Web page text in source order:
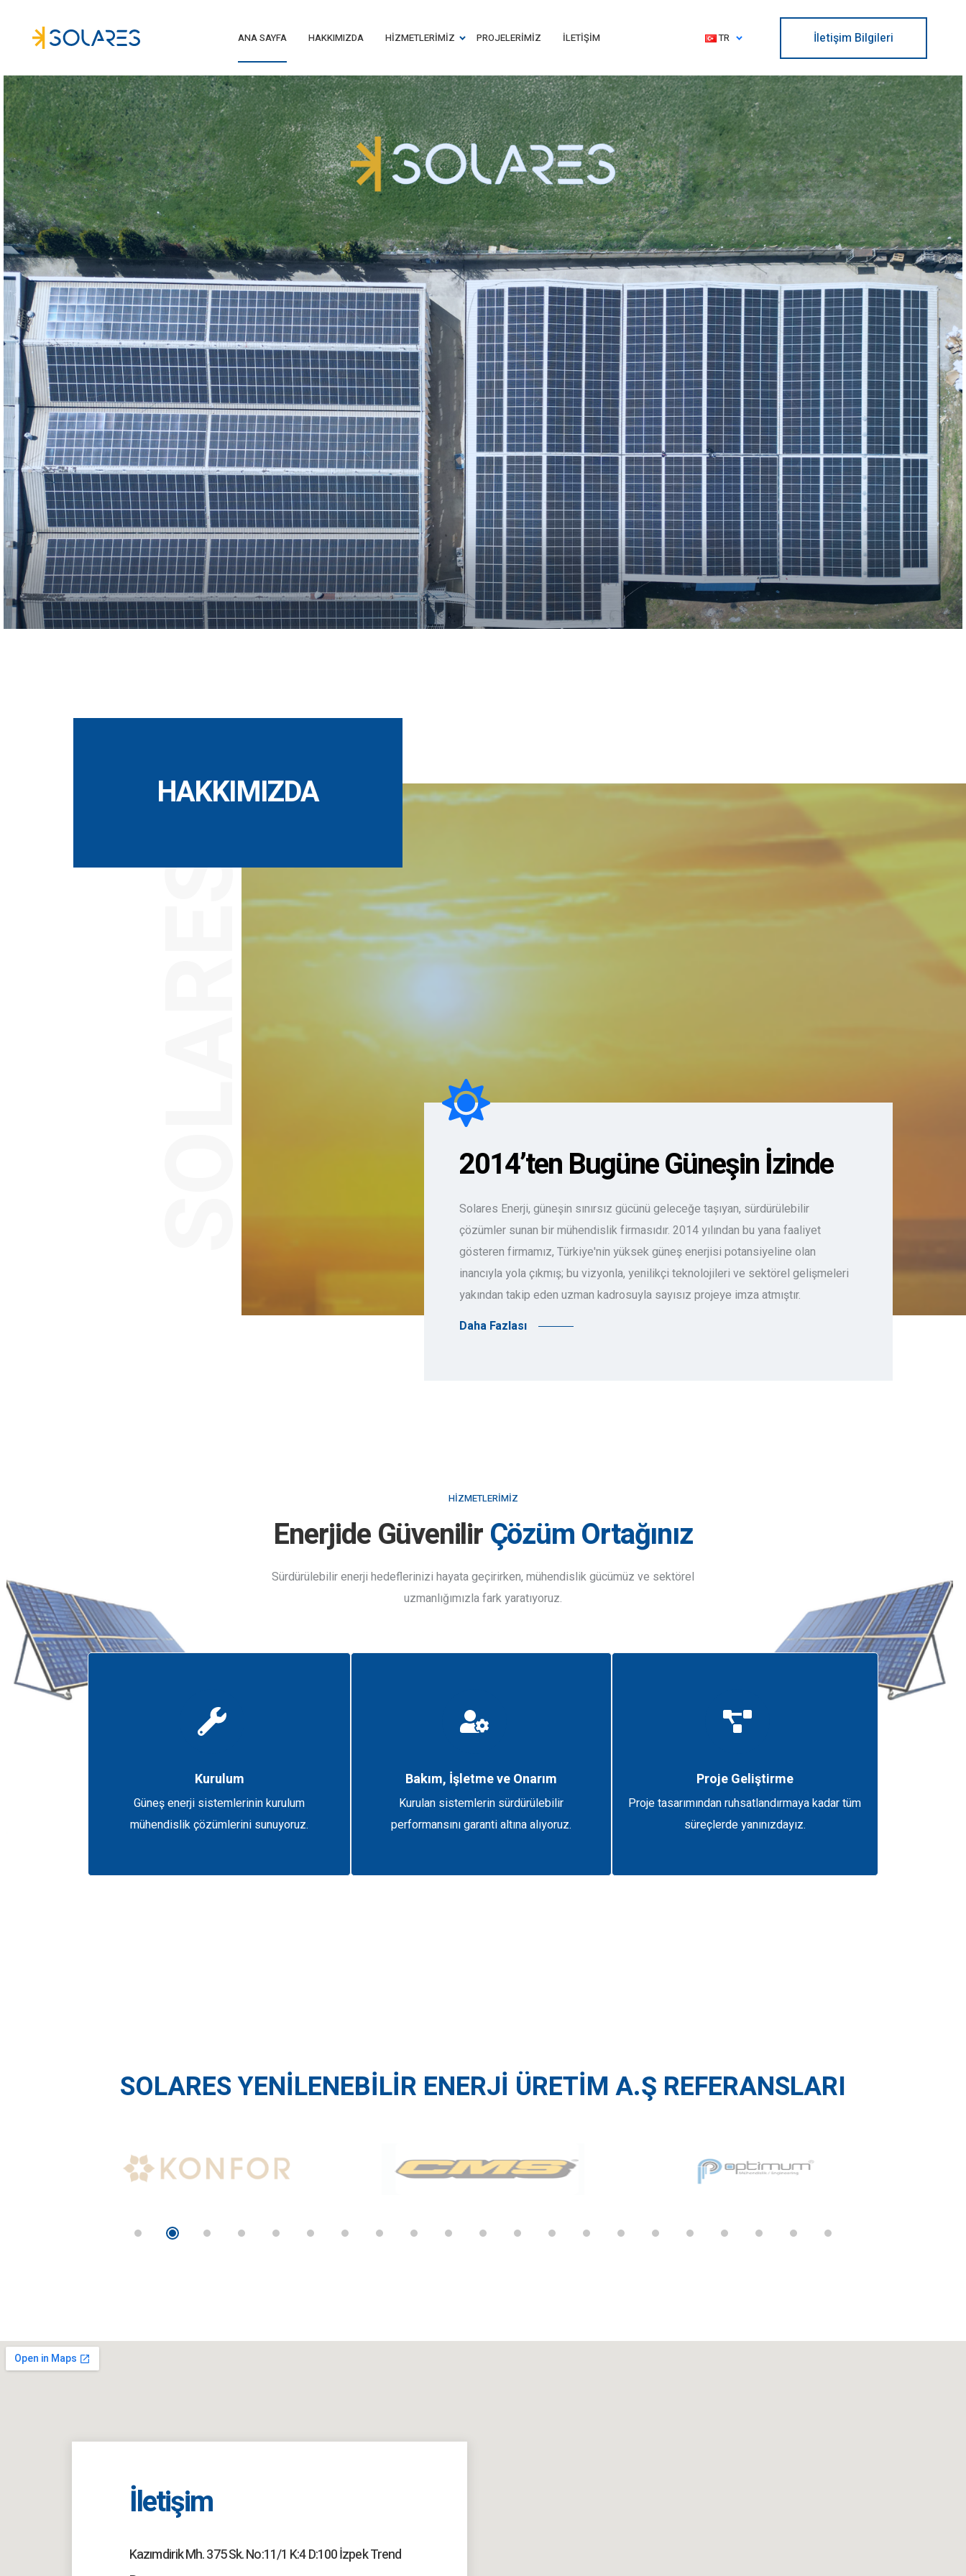
ANA SAYFA HAKKIMIZDA HIZMETLERIMIZ PROJELERIMIZ İLETIŞIM TR İletişim Bilgileri
HAKKIMIZDA
SOLARES 2014’ten Bugüne Güneşin İzinde
Solares Enerji, güneşin sınırsız gücünü geleceğe taşıyan, sürdürülebilir
çözümler sunan bir mühendislik firmasıdır. 2014 yılından bu yana faaliyet
gösteren firmamız, Türkiye'nin yüksek güneş enerjisi potansiyeline olan
inancıyla yola çıkmış; bu vizyonla, yenilikçi teknolojileri ve sektörel gelişmeleri
yakından takip eden uzman kadrosuyla sayısız projeye imza atmıştır.
Daha Fazlası
HIZMETLERIMIZ
Enerjide GüvenilirÇözüm Ortağınız
Sürdürülebilir enerji hedeflerinizi hayata geçirirken, mühendislik gücümüz ve sektörel
uzmanlığımızla fark yaratıyoruz.
Kurulum
Güneş enerji sistemlerinin kurulum
mühendislik çözümlerini sunuyoruz.
Bakım, İşletme ve Onarım
Kurulan sistemlerin sürdürülebilir
performansını garanti altına alıyoruz.
Proje Geliştirme
Proje tasarımından ruhsatlandırmaya kadar tüm
süreçlerde yanınızdayız.
SOLARES YENILENEBILIR ENERJI ÜRETIM A.Ş REFERANSLARI
İletişim
Kazımdirik Mh. 375 Sk. No:11/1 K:4 D:100 İzpek Trend